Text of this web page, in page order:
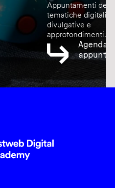
Appuntamenti
tematiche digitali,
divulgative e
approfondimenti.
Agenda